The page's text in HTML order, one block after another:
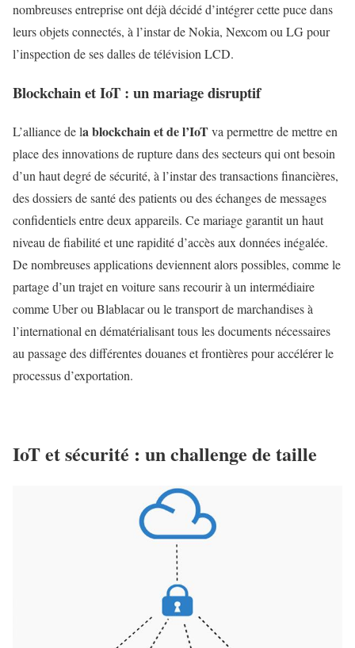
nombreuses entreprise ont déjà décidé d’intégrer cette puce dans
leurs objets connectés, à l’instar de Nokia, Nexcom ou LG pour
l’inspection de ses dalles de télévision LCD.
Blockchain et IoT : un mariage disruptif
L’alliance de la blockchain et de l’IoTva permettre de mettre en
place des innovations de rupture dans des secteurs qui ont besoin
d’un haut degré de sécurité, à l’instar des transactions financières,
des dossiers de santé des patients ou des échanges de messages
confidentiels entre deux appareils. Ce mariage garantit un haut
niveau de fiabilité et une rapidité d’accès aux données inégalée.
De nombreuses applications deviennent alors possibles, comme le
partage d’un trajet en voiture sans recourir à un intermédiaire
comme Uber ou Blablacar ou le transport de marchandises à
l’international en dématérialisant tous les documents nécessaires
au passage des différentes douanes et frontières pour accélérer le
processus d’exportation.
IoT et sécurité : un challenge de taille